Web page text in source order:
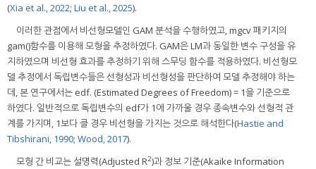
(Xia et al., 2022; Liu et al., 2025).
이러한 관점에서 비선형모델인 GAM 분석을 수행하였고, mgcv 패키지의
gam()함수를 이용해 모형을 추정하였다. GAM은 LM과 동일한 변수 구성을 유
지하였으며 비선형 효과를 추정하기 위해 스무딩 함수를 적용하였다. 비선형모
델 추정에서 독립변수들은 선형성과 비선형성을 판단하여 모델 추정해야 하는
데, 본 연구에서는 edf. (Estimated Degrees of Freedom) = 1을 기준으로
하였다. 일반적으로 독립변수의 edf가 1에 가까울 경우 종속변수와 선형적 관
계를 가지며, 1보다 클 경우 비선형을 가지는 것으로 해석한다(Hastie and
Tibshirani, 1990; Wood, 2017).
모형 간 비교는 설명력(Adjusted R2)과 정보 기준(Akaike Information